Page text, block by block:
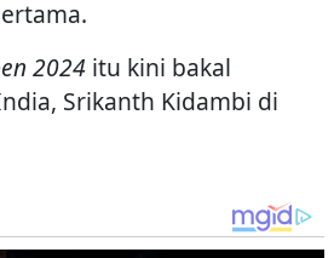
2024 itu kini bakal
Srikanth Kidambi di